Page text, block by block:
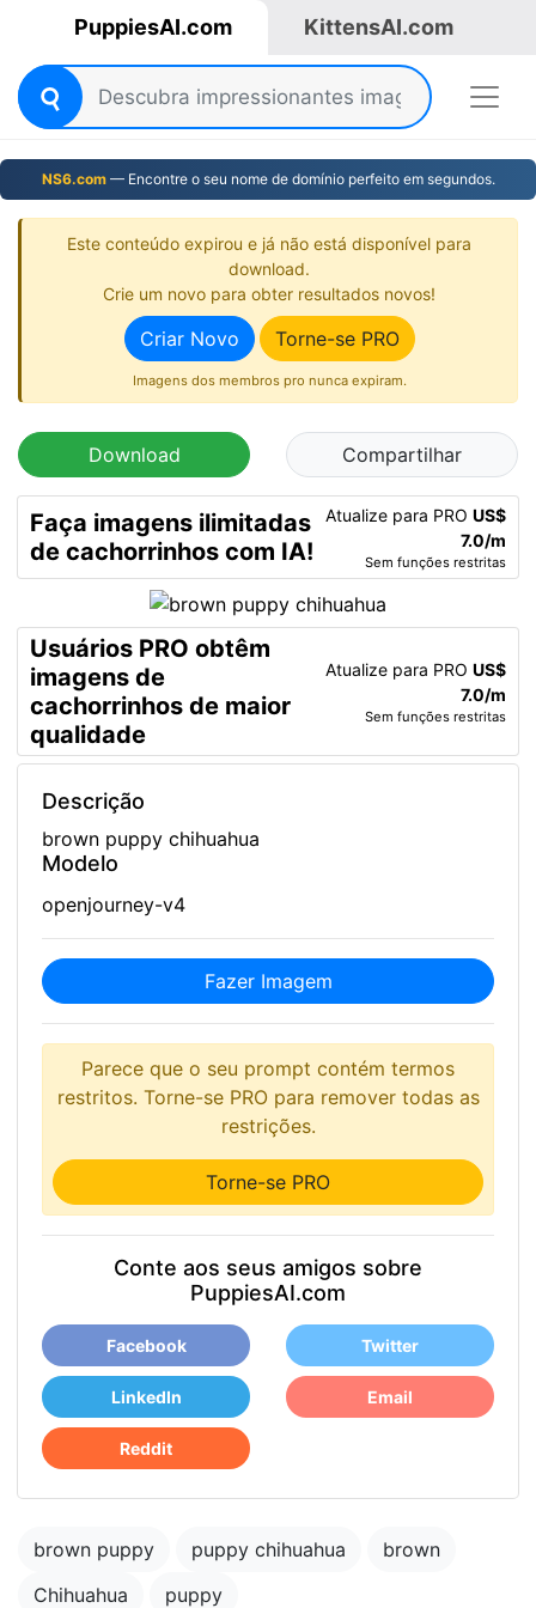
PuppiesAI.com KittensAI.com
NS6.com— Encontre o seu nome de domínio perfeito em segundos.
Este conteúdo expirou e já não está disponível para
download.
Crie um novo para obter resultados novos!
Criar Novo Torne-se PRO
Imagens dos membros pro nunca expiram.
Download Compartilhar
Faça imagens ilimitadas
de cachorrinhos com IA!
Atualize para PRO US$
7.0/m
Sem funções restritas
Usuários PRO obtêm
imagens de
cachorrinhos de maior
qualidade
Atualize para PRO US$
7.0/m
Sem funções restritas
Descrição
brown puppy chihuahua
Modelo
openjourney-v4
Fazer Imagem
Parece que o seu prompt contém termos
restritos. Torne-se PRO para remover todas as
restrições.
Torne-se PRO
Conte aos seus amigos sobre
PuppiesAI.com
Facebook Twitter
LinkedIn Email
Reddit
brown puppy puppy chihuahua
brown
Chihuahua
puppy